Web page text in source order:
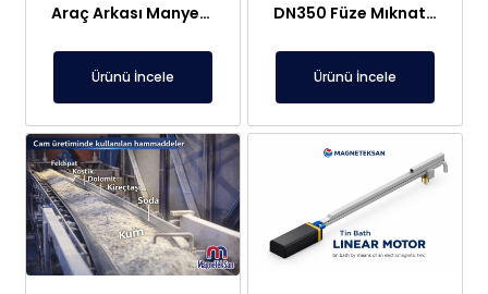
Araç Arkası Manyetik Süpürge – Liman, Fuar Alanı ve Otomotiv Fabrikaları İçin
Ürünü İncele
DN350 Füze Mıknatıs (Bullet Magnet) – Toz ve Alçı Hatlarında Tıkanma Yapmaz Manyetik Seperatör
Ürünü İncele